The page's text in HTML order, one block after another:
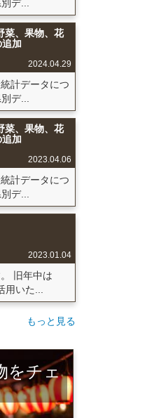
デ...
菜、果物、花
加
2024.04.29
計データにつ
デ...
菜、果物、花
加
2023.04.06
計データにつ
デ...
2023.01.04
旧年中は
いた...
もっと見る
をチェ